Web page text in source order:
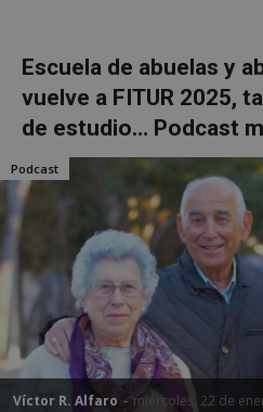
Escuela de abuelas y
vuelve a FITUR 2025,
de estudio… Podcast
Víctor R. Alfaro - miércoles, 22 de
Podcast